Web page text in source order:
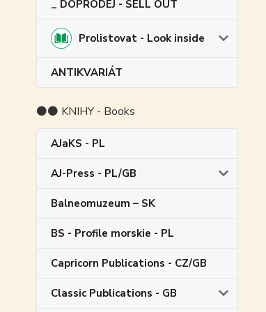
_ DOPRODEJ - SELL OUT
Prolistovat - Look inside
ANTIKVARIÁT
⚫⚫ KNIHY - Books
AJaKS - PL
AJ-Press - PL/GB
Balneomuzeum – SK
BS - Profile morskie - PL
Capricorn Publications - CZ/GB
Classic Publications - GB